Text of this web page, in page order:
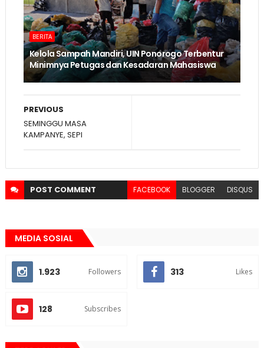
BERITA
Kelola Sampah Mandiri, UIN Ponorogo Terbentur
Minimnya Petugas dan Kesadaran Mahasiswa
PREVIOUS
SEMINGGU MASA
KAMPANYE, SEPI
POST COMMENT FACEBOOK BLOGGER DISQUS
MEDIA SOSIAL
1.923 Followers 313 Likes
128 Subscribes